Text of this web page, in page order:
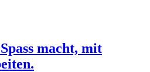
macht, mit